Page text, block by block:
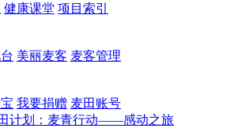
健康课堂 项目索引
美丽麦客 麦客管理
我要捐赠 麦田账号
计划：麦青行动——感动之旅